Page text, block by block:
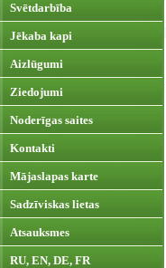
Svētdarbība
Jēkaba kapi
Aizlūgumi
Ziedojumi
Noderīgas saites
Kontakti
Mājaslapas karte
Sadzīviskas lietas
Atsauksmes
RU, EN, DE, FR